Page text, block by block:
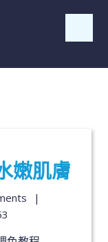
嫩肌膚
|